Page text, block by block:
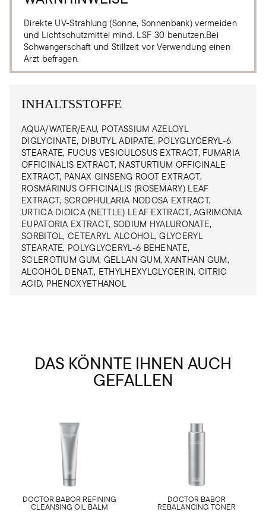
Direkte UV-Strahlung (Sonne, Sonnenbank) vermeiden
und Lichtschutzmittel mind. LSF 30 benutzen.Bei
Schwangerschaft und Stillzeit vor Verwendung einen
Arzt befragen.
INHALTSSTOFFE
AQUA/WATER/EAU, POTASSIUM AZELOYL
DIGLYCINATE, DIBUTYL ADIPATE, POLYGLYCERYL-6
STEARATE, FUCUS VESICULOSUS EXTRACT, FUMARIA
OFFICINALIS EXTRACT, NASTURTIUM OFFICINALE
EXTRACT, PANAX GINSENG ROOT EXTRACT,
ROSMARINUS OFFICINALIS (ROSEMARY) LEAF
EXTRACT, SCROPHULARIA NODOSA EXTRACT,
URTICA DIOICA (NETTLE) LEAF EXTRACT, AGRIMONIA
EUPATORIA EXTRACT, SODIUM HYALURONATE,
SORBITOL, CETEARYL ALCOHOL, GLYCERYL
STEARATE, POLYGLYCERYL-6 BEHENATE,
SCLEROTIUM GUM, GELLAN GUM, XANTHAN GUM,
ALCOHOL DENAT., ETHYLHEXYLGLYCERIN, CITRIC
ACID, PHENOXYETHANOL
DAS KÖNNTE IHNEN AUCH
GEFALLEN
DOCTOR BABOR REFINING
CLEANSING OIL BALM
DOCTOR BABOR
REBALANCING TONER